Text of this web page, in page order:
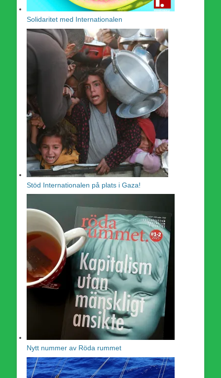
Solidaritet med Internationalen
Stöd Internationalen på plats i Gaza!
Nytt nummer av Röda rummet